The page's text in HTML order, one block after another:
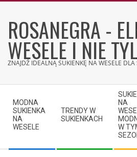
contentROSANEGRA -
WESELE I NIE
ZNAJDŹ IDEALNĄ SUKIENKĘ NA WESELE DLA
Navigation
Menu
MODNA
SUKIENKA
NA
WESELE
TRENDY W
SUKIENKACH
NA
W